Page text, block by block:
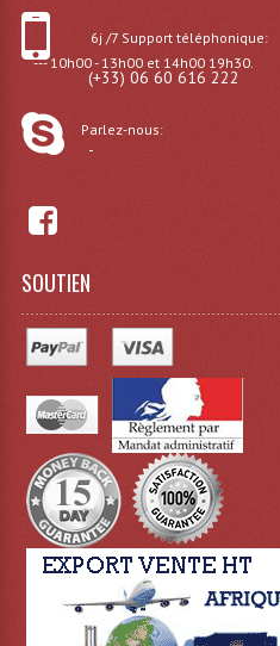
Effets Lumineux,
Effets
Electronique
Chenillards
Consoles
6j /7 Support téléphonique:
--- 10h00 - 13h00 et 14h00 19h30.
(+33) 06 60 616 222
Parlez-nous:
-
SOUTIEN